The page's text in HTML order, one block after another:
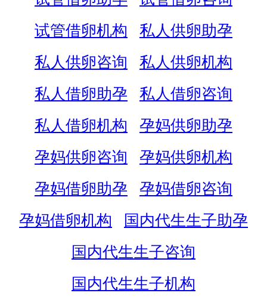
试管借卵机构
私人供卵助孕
私人供卵咨询
私人供卵机构
私人借卵助孕
私人借卵咨询
私人借卵机构
孕妈供卵助孕
孕妈供卵咨询
孕妈供卵机构
孕妈借卵助孕
孕妈借卵咨询
孕妈借卵机构
国内代生生子助孕
国内代生生子咨询
国内代生生子机构